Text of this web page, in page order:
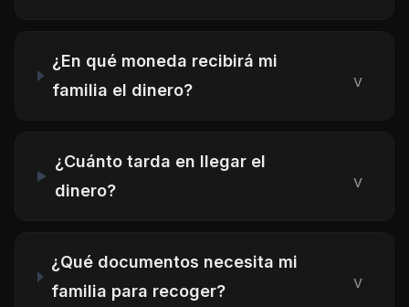
¿En qué moneda recibirá mi
familia el dinero?
v
¿Cuánto tarda en llegar el
dinero?
v
¿Qué documentos necesita mi
familia para recoger?
v